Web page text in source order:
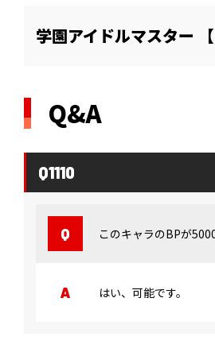
学園アイドルマスター
Q&A
Q1110
このキャラのBPが
はい、可能です。